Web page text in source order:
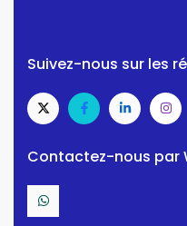
Suivez-nous sur les
Contactez-nous par